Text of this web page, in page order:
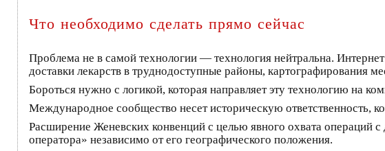
Что необходимо сделать прямо сейчас
Проблема не в самой технологии — технология нейтральна.
доставки лекарств в труднодоступные районы, картографирования
Бороться нужно с логикой, которая направляет эту технологию на
Международное сообщество несет историческую ответственность,
Расширение Женевских конвенций с целью явного охвата операций
оператора» независимо от его географического положения.